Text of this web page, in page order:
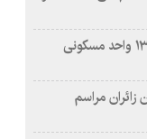
بازآفرینی محله همت‌آباد اصفهان با احداث ۱۳۰ واحد مسکونی
میان زائران مراسم